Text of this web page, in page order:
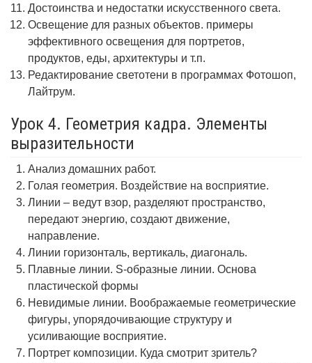
Достоинства и недостатки искусственного света.
Освещение для разных объектов. примеры
эффективного освещения для портретов,
продуктов, еды, архитектуры и т.п.
Редактирование светотени в программах Фотошоп,
Лайтрум.
Урок 4. Геометрия кадра. Элементы
выразительности
Анализ домашних работ.
Голая геометрия. Воздействие на восприятие.
Линии – ведут взор, разделяют пространство,
передают энергию, создают движение,
направление.
Линии горизонталь, вертикаль, диагональ.
Плавные линии. S-образные линии. Основа
пластической формы
Невидимые линии. Воображаемые геометрические
фигуры, упорядочивающие структуру и
усиливающие восприятие.
Портрет композиции. Куда смотрит зритель?